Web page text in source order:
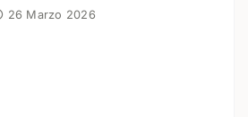
26 Marzo 2026